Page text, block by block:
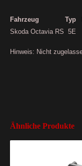
Fahrzeug
Skoda Octavia RS
Hinweis: Nicht
Ähnliche Produkte